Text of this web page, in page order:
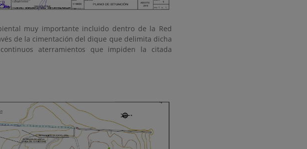
muy importante incluido dentro de la Red
de la cimentación del dique que delimita dicha
aterramientos que impiden la citada